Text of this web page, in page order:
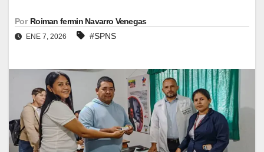
Por Roiman fermin Navarro Venegas
ENE 7, 2026 #SPNS